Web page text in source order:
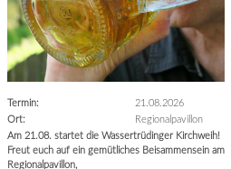
Termin:
21.08.2026
Ort:
Regionalpavillon
Am 21.08. startet die Wassertrüdinger Kirchweih!
Freut euch auf ein gemütliches Beisammensein am
Regionalpavillon,